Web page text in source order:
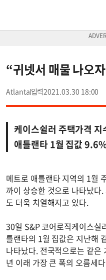
“귀넷서 매물 나오
Atlanta 2021.03.30 18:00
케이스쉴러 주택가격 지
애틀랜타 1월 집값
메트로 애틀랜타 지역의 1월
까이 상승한 것으로 나타났다
도 더욱 치열해지고 있다.
30일 S&P 코어로직케이스실
틀랜타의 1월 집값은 지난해
나타났다. 전국적으로는 같
년 이래 가장 큰 폭의 오름세